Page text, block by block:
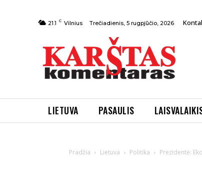
21.1 C Vilnius Trečiadienis, 5 rugpjūčio, 2026
LIETUVA PASAULIS
Pradžia Lietuva Politika Prezidentė: